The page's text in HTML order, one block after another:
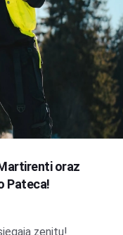
oraz
Pateca!
zenitu!